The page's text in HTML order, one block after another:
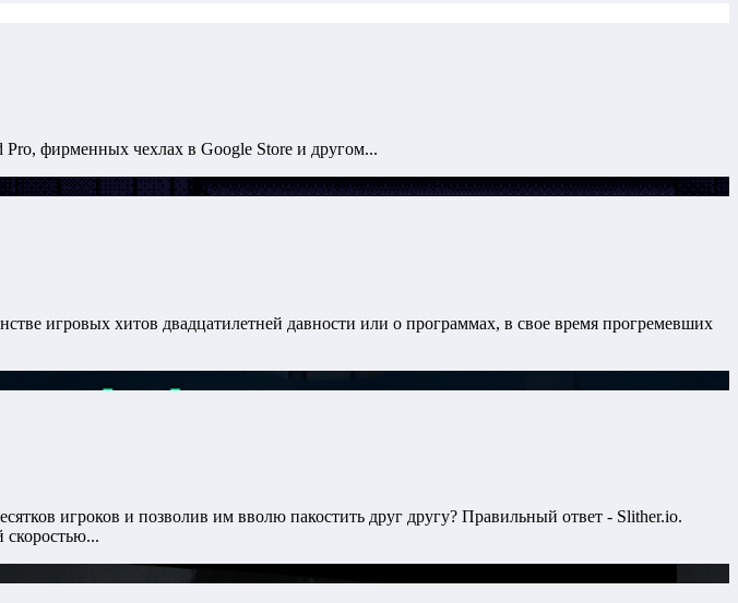
фирменных чехлах в Google Store и другом...
игровых хитов двадцатилетней давности или о программах, в свое время прогремевших
игроков и позволив им вволю пакостить друг другу? Правильный ответ - Slither.io.